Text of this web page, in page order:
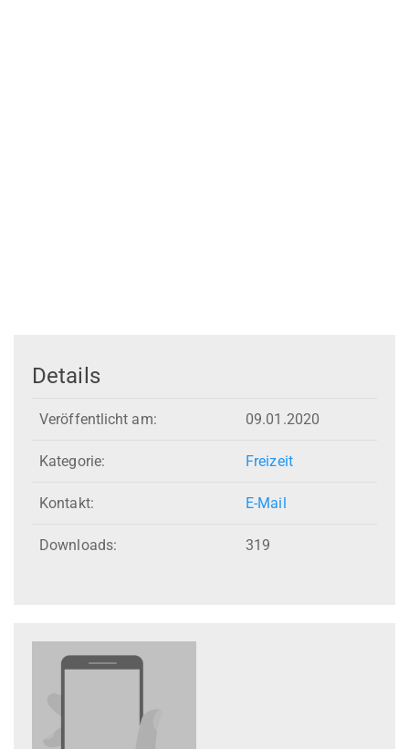
Details
Veröffentlicht am: 09.01.2020
Kategorie: Freizeit
Kontakt: E-Mail
Downloads: 319